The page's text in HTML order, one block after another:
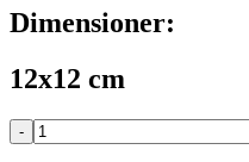
Dimensioner:
12x12 cm
-